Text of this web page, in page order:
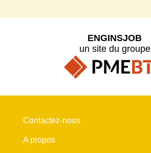
ENGINSJOB
un site du groupe
Contactez-nous
A propos